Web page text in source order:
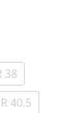
38
40.5